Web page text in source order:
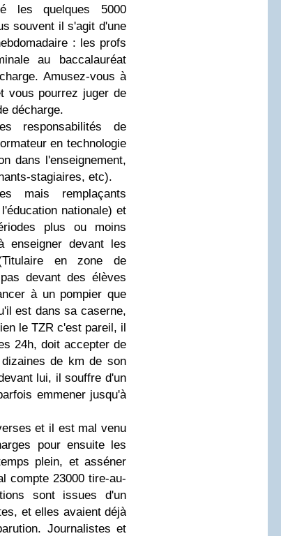
les quelques 5000
souvent il s'agit d'une
: les profs
au baccalauréat
Amusez-vous à
vous pourrez juger de
décharge.
responsabilités de
en technologie
dans l'enseignement,
stagiaires, etc).
mais remplaçants
nationale) et
plus ou moins
enseigner devant les
en zone de
devant des élèves
à un pompier que
est dans sa caserne,
le TZR c'est pareil, il
24h, doit accepter de
de km de son
lui, il souffre d'un
emmener jusqu'à
et il est mal venu
pour ensuite les
plein, et asséner
compte 23000 tire-au-
sont issues d'un
et elles avaient déjà
Journalistes et